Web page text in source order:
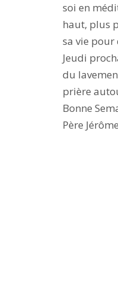
soi en
haut, plus
sa vie pour
Jeudi
du
prière
Bonne
Père